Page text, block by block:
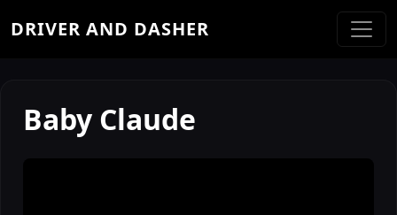
DRIVER AND DASHER
Baby Claude